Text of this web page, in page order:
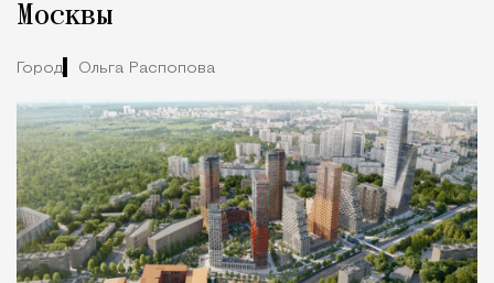
Москвы
Город Ольга Распопова